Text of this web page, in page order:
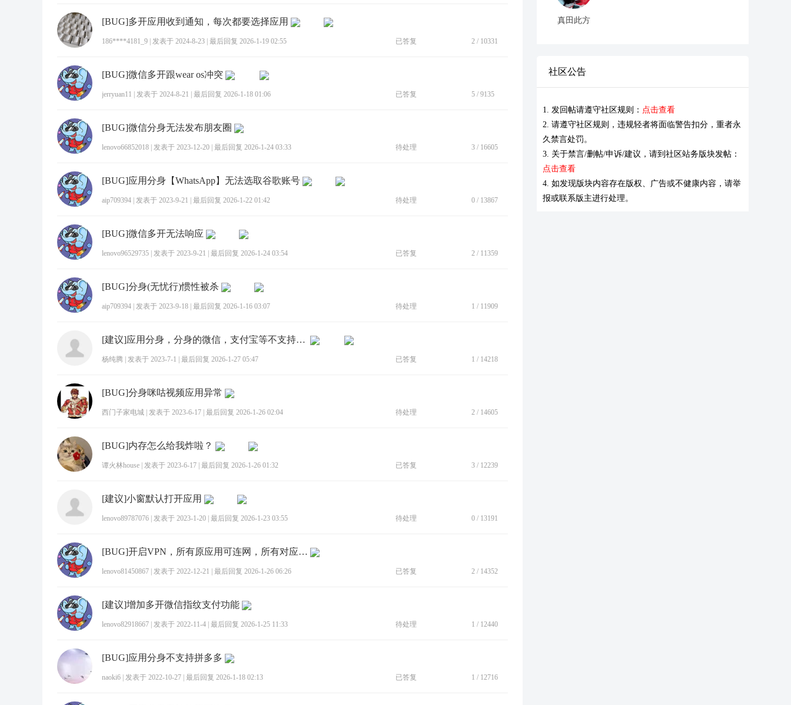
[BUG]多开应用收到通知，每次都要选择应用
186****4181_9 发表于 2024-8-23 最后回复 2026-1-19 02:55 已答复 2 / 10331
[BUG]微信多开跟wear os冲突
jerryuan11 发表于 2024-8-21 最后回复 2026-1-18 01:06 已答复 5 / 9135
[BUG]微信分身无法发布朋友圈
lenovo66852018 发表于 2023-12-20 最后回复 2026-1-24 03:33 待处理 3 / 16605
[BUG]应用分身【WhatsApp】无法选取谷歌账号
aip709394 发表于 2023-9-21 最后回复 2026-1-22 01:42 待处理 0 / 13867
[BUG]微信多开无法响应
lenovo96529735 发表于 2023-9-21 最后回复 2026-1-24 03:54 已答复 2 / 11359
[BUG]分身(无忧行)惯性被杀
aip709394 发表于 2023-9-18 最后回复 2026-1-16 03:07 待处理 1 / 11909
[建议]应用分身，分身的微信，支付宝等不支持指纹支付。
杨纯腾 发表于 2023-7-1 最后回复 2026-1-27 05:47 已答复 1 / 14218
[BUG]分身咪咕视频应用异常
西门子家电城 发表于 2023-6-17 最后回复 2026-1-26 02:04 待处理 2 / 14605
[BUG]内存怎么给我炸啦？
谭火林house 发表于 2023-6-17 最后回复 2026-1-26 01:32 已答复 3 / 12239
[建议]小窗默认打开应用
lenovo89787076 发表于 2023-1-20 最后回复 2026-1-23 03:55 待处理 0 / 13191
[BUG]开启VPN，所有原应用可连网，所有对应分身应用无法连网
lenovo81450867 发表于 2022-12-21 最后回复 2026-1-26 06:26 已答复 2 / 14352
[建议]增加多开微信指纹支付功能
lenovo82918667 发表于 2022-11-4 最后回复 2026-1-25 11:33 待处理 1 / 12440
[BUG]应用分身不支持拼多多
naoki6 发表于 2022-10-27 最后回复 2026-1-18 02:13 已答复 1 / 12716
真田此方
社区公告
1. 发回帖请遵守社区规则： 点击查看
2. 请遵守社区规则，违规轻者将面临警告扣分，重者永
久禁言处罚。
3. 关于禁言/删帖/申诉/建议，请到社区站务版块发帖：
点击查看
4. 如发现版块内容存在版权、广告或不健康内容，请举
报或联系版主进行处理。